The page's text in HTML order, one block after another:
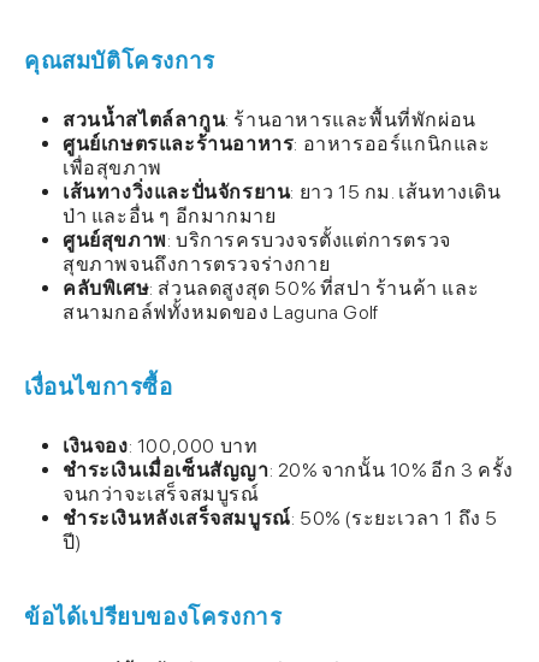
คุณสมบัติโครงการ
สวนน้ำสไตล์ลากูน: ร้านอาหารและพื้นที่พักผ่อน
ศูนย์เกษตรและร้านอาหาร: อาหารออร์แกนิกและ
เพื่อสุขภาพ
เส้นทางวิ่งและปั่นจักรยาน: ยาว 15 กม. เส้นทางเดิน
ป่า และอื่น ๆ อีกมากมาย
ศูนย์สุขภาพ: บริการครบวงจรตั้งแต่การตรวจ
สุขภาพจนถึงการตรวจร่างกาย
คลับพิเศษ: ส่วนลดสูงสุด 50% ที่สปา ร้านค้า และ
สนามกอล์ฟทั้งหมดของ Laguna Golf
เงื่อนไขการซื้อ
เงินจอง: 100,000 บาท
ชำระเงินเมื่อเซ็นสัญญา: 20% จากนั้น 10% อีก 3 ครั้ง
จนกว่าจะเสร็จสมบูรณ์
ชำระเงินหลังเสร็จสมบูรณ์: 50% (ระยะเวลา 1 ถึง 5
ปี)
ข้อได้เปรียบของโครงการ